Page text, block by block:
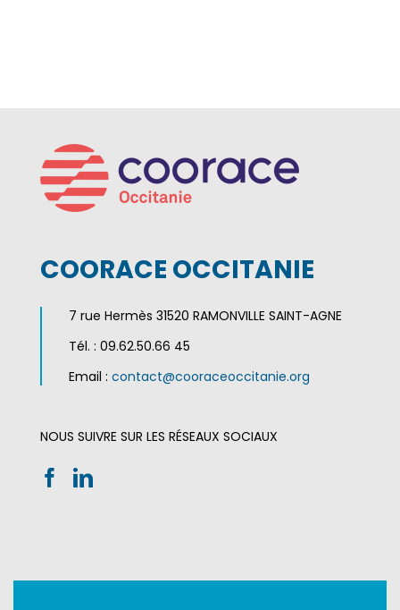
COORACE OCCITANIE
7 rue Hermès 31520 RAMONVILLE SAINT-AGNE
Tél. : 09.62.50.66 45
Email : contact@cooraceoccitanie.org
NOUS SUIVRE SUR LES RÉSEAUX SOCIAUX